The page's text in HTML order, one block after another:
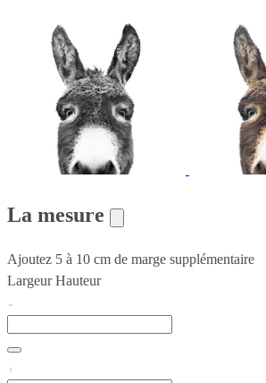
La mesure
Ajoutez 5 à 10 cm de marge supplémentaire
Largeur Hauteur